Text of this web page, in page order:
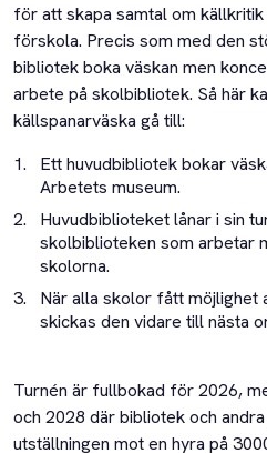
för att skapa samtal om
förskola. Precis som med den
bibliotek boka väskan men
arbete på skolbibliotek. Så här
källspanarväska gå till:
Ett huvudbibliotek bokar
Arbetets museum.
Huvudbiblioteket lånar i sin
skolbiblioteken som arbetar
skolorna.
När alla skolor fått möjlighet
skickas den vidare till nästa
Turnén är fullbokad för 2026,
och 2028 där bibliotek och
utställningen mot en hyra på